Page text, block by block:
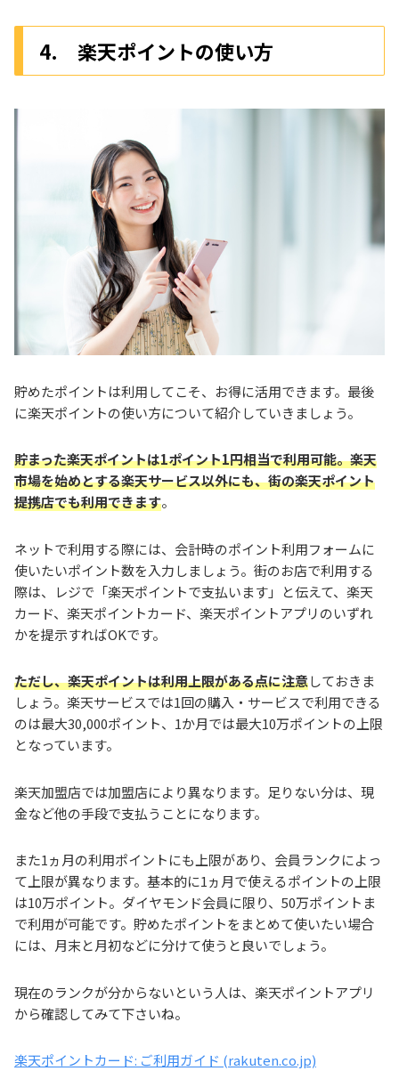
4. 楽天ポイントの使い方
貯めたポイントは利用してこそ、お得に活用できます。最後
に楽天ポイントの使い方について紹介していきましょう。
貯まった楽天ポイントは1ポイント1円相当で利用可能。楽天
市場を始めとする楽天サービス以外にも、街の楽天ポイント
提携店でも利用できます。
ネットで利用する際には、会計時のポイント利用フォームに
使いたいポイント数を入力しましょう。街のお店で利用する
際は、レジで「楽天ポイントで支払います」と伝えて、楽天
カード、楽天ポイントカード、楽天ポイントアプリのいずれ
かを提示すればOKです。
ただし、楽天ポイントは利用上限がある点に注意しておきま
しょう。楽天サービスでは1回の購入・サービスで利用できる
のは最大30,000ポイント、1か月では最大10万ポイントの上限
となっています。
楽天加盟店では加盟店により異なります。足りない分は、現
金など他の手段で支払うことになります。
また1ヵ月の利用ポイントにも上限があり、会員ランクによっ
て上限が異なります。基本的に1ヵ月で使えるポイントの上限
は10万ポイント。ダイヤモンド会員に限り、50万ポイントま
で利用が可能です。貯めたポイントをまとめて使いたい場合
には、月末と月初などに分けて使うと良いでしょう。
現在のランクが分からないという人は、楽天ポイントアプリ
から確認してみて下さいね。
楽天ポイントカード: ご利用ガイド (rakuten.co.jp)